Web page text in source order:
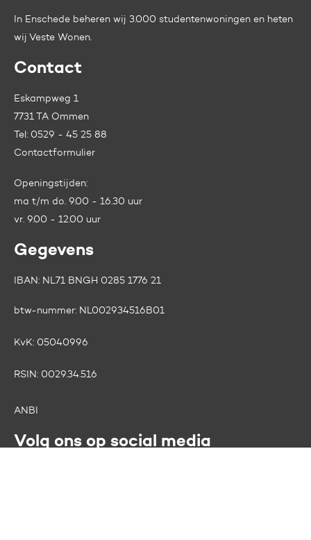
In Enschede beheren wij 3.000 studentenwoningen en heten
wij Veste Wonen.
Contact
Eskampweg 1
7731 TA Ommen
Tel: 0529 - 45 25 88
Contactformulier
Openingstijden:
ma t/m do. 9.00 - 16.30 uur
vr. 9.00 - 12.00 uur
Gegevens
IBAN: NL71 BNGH 0285 1776 21
btw-nummer: NL002934516B01
KvK: 05040996
RSIN: 0029.34.516
ANBI
Volg ons op social media